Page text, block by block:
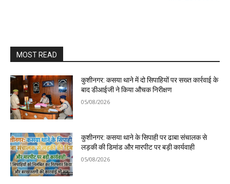
MOST READ
कुशीनगर: कसया थाने में दो सिपाहियों पर सख्त कार्रवाई के
बाद डीआईजी ने किया औचक निरीक्षण
05/08/2026
कुशीनगर: कसया थाने के सिपाही पर ढाबा संचालक से
लड़की की डिमांड और मारपीट पर बड़ी कार्यवाही
05/08/2026